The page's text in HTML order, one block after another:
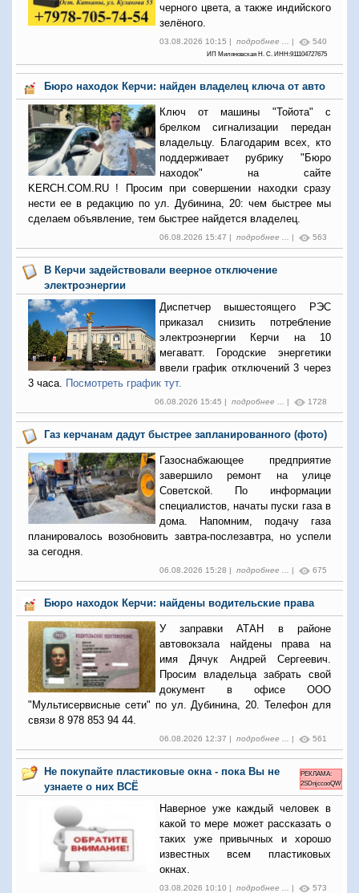
черного цвета, а также индийского
зелёного.
03.08.2026 10:15 | подробнее ... | 540
ИП Миляновская Н. С. ИНН:911104727675
Бюро находок Керчи: найден владелец ключа от авто
Ключ от машины "Тойота" с
брелком сигнализации передан
владельцу. Благодарим всех, кто
поддерживает рубрику "Бюро
находок" на сайте
KERCH.COM.RU ! Просим при совершении находки сразу
нести ее в редакцию по ул. Дубинина, 20: чем быстрее мы
сделаем объявление, тем быстрее найдется владелец.
06.08.2026 15:47 | подробнее ... | 563
В Керчи задействовали веерное отключение
электроэнергии
Диспетчер вышестоящего РЭС
приказал снизить потребление
электроэнергии Керчи на 10
мегаватт. Городские энергетики
ввели график отключений 3 через
3 часа.
Посмотреть график тут.
06.08.2026 15:45 | подробнее ... | 1728
Газ керчанам дадут быстрее запланированного (фото)
Газоснабжающее предприятие
завершило ремонт на улице
Советской. По информации
специалистов, начаты пуски газа в
дома. Напомним, подачу газа
планировалось возобновить завтра-послезавтра, но успели
за сегодня.
06.08.2026 15:28 | подробнее ... | 675
Бюро находок Керчи: найдены водительские права
У заправки АТАН в районе
автовокзала найдены права на
имя Дячук Андрей Сергеевич.
Просим владельца забрать свой
документ в офисе ООО
"Мультисервисные сети" по ул. Дубинина, 20. Телефон для
связи 8 978 853 94 44.
06.08.2026 12:37 | подробнее ... | 561
Не покупайте пластиковые окна - пока Вы не
узнаете о них ВСЁ
РЕКЛАМА:
2SDnjccooQW
Наверное уже каждый человек в
какой то мере может рассказать о
таких уже привычных и хорошо
известных всем пластиковых
окнах.
03.08.2026 10:10 | подробнее ... | 573